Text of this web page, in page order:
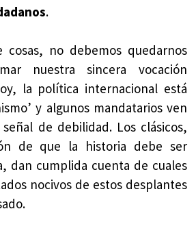
.
no debemos quedarnos
nuestra sincera vocación
la política internacional está
y algunos mandatarios ven
de debilidad. Los clásicos,
de que la historia debe ser
dan cumplida cuenta de cuales
nocivos de estos desplantes